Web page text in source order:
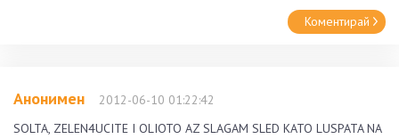
Коментирай
Анонимен
2012-06-10 01:22:42
SOLTA, ZELEN4UCITE I OLIOTO AZ SLAGAM SLED KATO LUSPATA NA